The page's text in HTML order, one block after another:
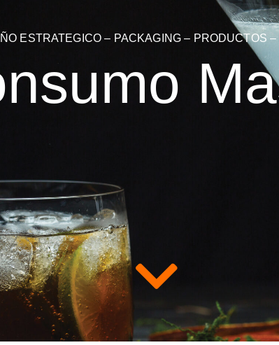
ESTRATEGICO – PACKAGING – PRODUCTOS